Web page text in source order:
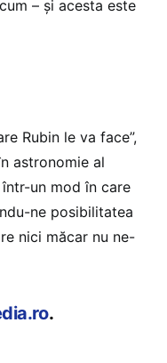
– și acesta este
Rubin le va face”,
astronomie al
un mod în care
ne posibilitatea
nici măcar nu ne-
.